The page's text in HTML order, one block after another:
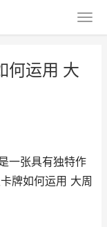
何运用 大
一张具有独特作
牌如何运用 大周